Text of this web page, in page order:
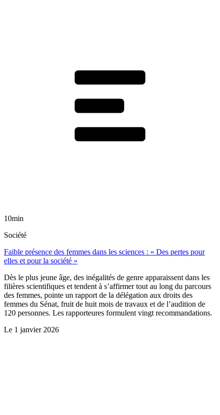
10min
Société
Faible présence des femmes dans les sciences : « Des pertes pour
elles et pour la société »
Dès le plus jeune âge, des inégalités de genre apparaissent dans les
filières scientifiques et tendent à s’affirmer tout au long du parcours
des femmes, pointe un rapport de la délégation aux droits des
femmes du Sénat, fruit de huit mois de travaux et de l’audition de
120 personnes. Les rapporteures formulent vingt recommandations.
Le 1 janvier 2026